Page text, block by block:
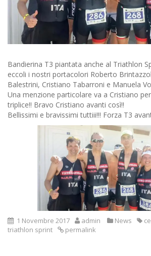
Bandierina T3 piantata anche al Triathlon
eccoli i nostri portacolori Roberto
Balestrini, Cristiano Tabarroni e Manuela
Una menzione particolare va a Cristiano
triplice!! Bravo Cristiano avanti così!!
Bellissimi e bravissimi tuttiii!!! Forza T3
1 Novembre 2017 admin News
triathlon sprint
permalink